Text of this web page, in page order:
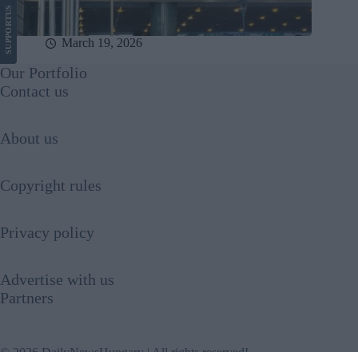
March 19, 2026
SUPPORT
US
Our Portfolio
Contact us
About us
Copyright rules
Privacy policy
Advertise with us
Partners